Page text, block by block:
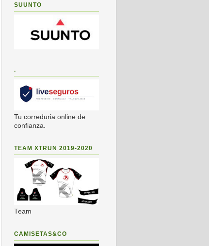
SUUNTO
.
Tu correduria online de
confianza.
TEAM XTRUN 2019-2020
Team
CAMISETAS&CO